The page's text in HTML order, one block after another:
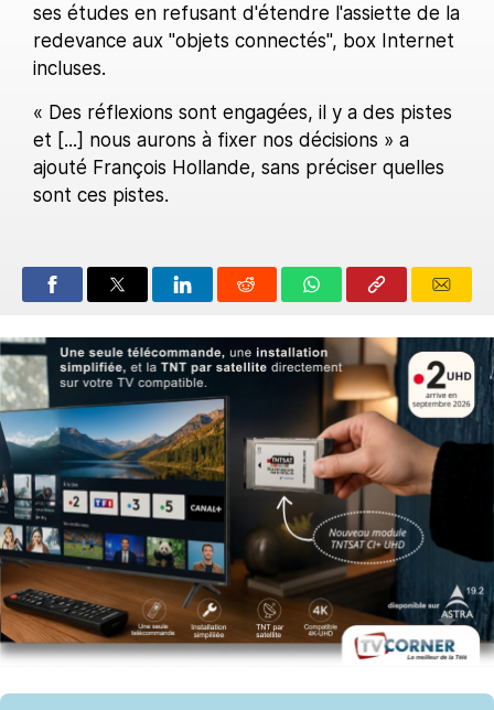
ses études en refusant d'étendre l'assiette de la
redevance aux "objets connectés", box Internet
incluses.
« Des réflexions sont engagées, il y a des pistes
et [...] nous aurons à fixer nos décisions » a
ajouté François Hollande, sans préciser quelles
sont ces pistes.